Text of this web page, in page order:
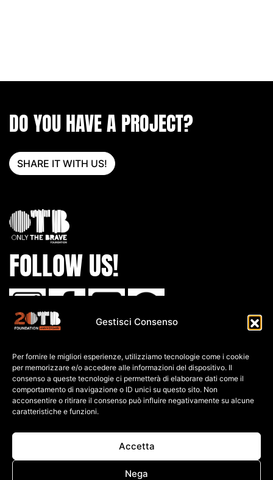
Gestisci Consenso
Per fornire le migliori esperienze, utilizziamo tecnologie come i cookie
per memorizzare e/o accedere alle informazioni del dispositivo. Il
consenso a queste tecnologie ci permetterà di elaborare dati come il
comportamento di navigazione o ID unici su questo sito. Non
acconsentire o ritirare il consenso può influire negativamente su alcune
caratteristiche e funzioni.
Accetta
Nega
DO YOU HAVE A PROJECT?
SHARE IT WITH US!
FOLLOW US!
IT80 L030 6909 6061 0000 0139 761
C.F: 91026690247
P.IVA: 04552060248
PRIVACY POLICY
COOKIE POLICY